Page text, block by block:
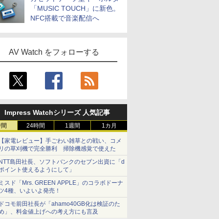
「MUSIC TOUCH」に新色。
NFC搭載で音楽配信へ
AV Watch をフォローする
Impress Watchシリーズ 人気記事
24時間 1週間 1カ月
家電レビュー】手ごわい雑草との戦い、コメ
の草刈機で完全勝利 掃除機感覚で使えた
島田社長、ソフトバンクのセブン出資に「d
イント使えるようにして」
スド「Mrs. GREEN APPLE」のコラボドーナ
4種、いよいよ発売！
コモ前田社長が「ahamo40GB化は検証のた
」、料金値上げへの考え方にも言及